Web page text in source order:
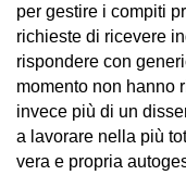
per gestire i compiti
richieste di ricevere
rispondere con
momento non hanno
invece più di un
a lavorare nella più
vera e propria